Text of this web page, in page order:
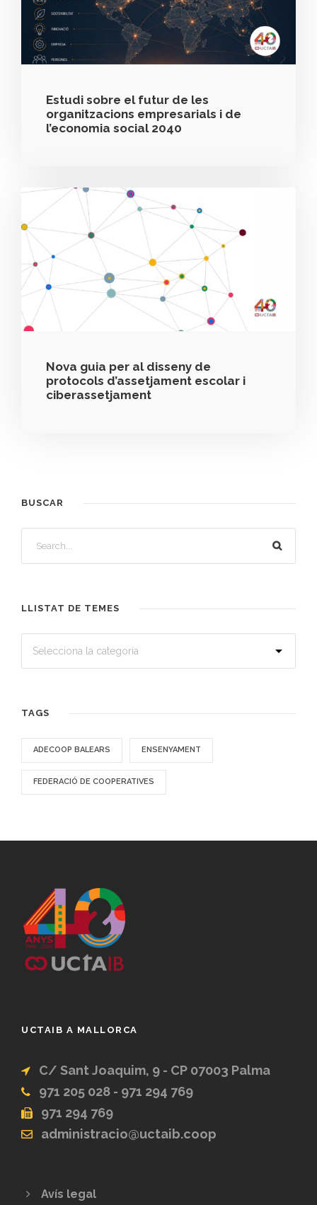
Estudi sobre el futur de les
organitzacions empresarials i de
l’economia social 2040
Nova guia per al disseny de
protocols d’assetjament escolar i
ciberassetjament
BUSCAR
LLISTAT DE TEMES
TAGS
ADECOOP BALEARS ENSENYAMENT
FEDERACIÓ DE COOPERATIVES
UCTAIB A MALLORCA
C/ Sant Joaquim, 9 - CP 07003 Palma
971 205 028 - 971 294 769
971 294 769
administracio@uctaib.coop
Avís legal